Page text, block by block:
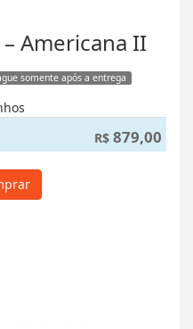
Americana II
somente após a entrega
R$ 879,00